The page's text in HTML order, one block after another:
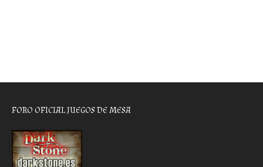
FORO OFICIAL JUEGOS DE MESA